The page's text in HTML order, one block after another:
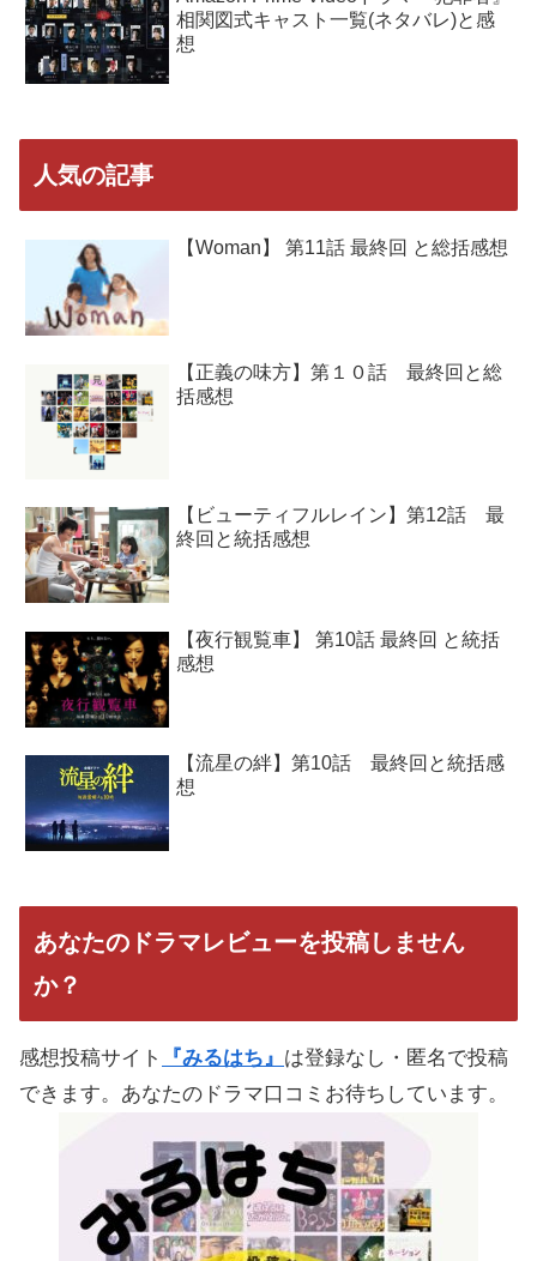
相関図式キャスト一覧(ネタバレ)と感
想
人気の記事
【Woman】 第11話 最終回 と総括感想
【正義の味方】第１０話 最終回と総
括感想
【ビューティフルレイン】第12話 最
終回と統括感想
【夜行観覧車】 第10話 最終回 と統括
感想
【流星の絆】第10話 最終回と統括感
想
あなたのドラマレビューを投稿しません
か？
感想投稿サイト 『みるはち』 は登録なし・匿名で投稿
できます。あなたのドラマ口コミお待ちしています。